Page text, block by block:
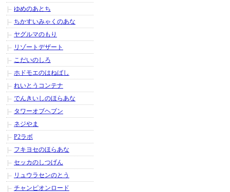
ゆめのあとち
ちかすいみゃくのあな
ヤグルマのもり
リゾートデザート
こだいのしろ
ホドモエのはねばし
れいとうコンテナ
でんきいしのほらあな
タワーオブヘブン
ネジやま
P2ラボ
フキヨセのほらあな
セッカのしつげん
リュウラセンのとう
チャンピオンロード